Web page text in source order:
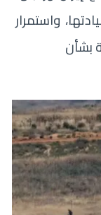
واستمرار
بشأن